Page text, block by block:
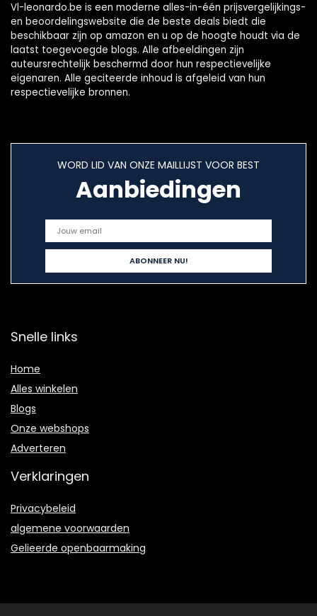
Vl-leonardo.be is een moderne alles-in-één prijsvergelijkings-
en beoordelingswebsite die de beste deals biedt die
beschikbaar zijn op amazon en u op de hoogte houdt via de
laatst toegevoegde blogs. Alle afbeeldingen zijn
auteursrechtelijk beschermd door hun respectievelijke
eigenaren. Alle geciteerde inhoud is afgeleid van hun
respectievelijke bronnen.
WORD LID VAN ONZE MAILLIJST VOOR BEST
Aanbiedingen
Snelle links
Home
Alles winkelen
Blogs
Onze webshops
Adverteren
Verklaringen
Privacybeleid
algemene voorwaarden
Gelieerde openbaarmaking